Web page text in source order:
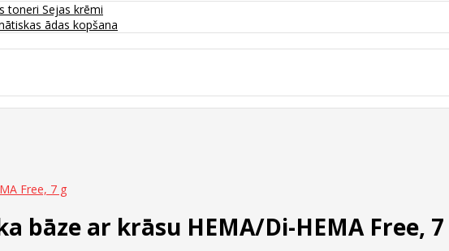
toneri Sejas krēmi
ādas kopšana
Free, 7 g
bāze ar krāsu HEMA/Di-HEMA Free, 7